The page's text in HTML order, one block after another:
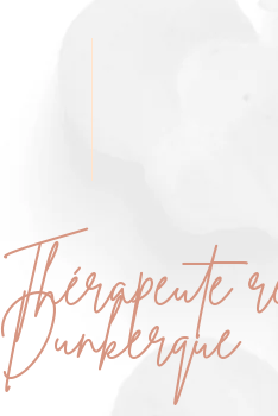
Thérapeute
Dunkerque